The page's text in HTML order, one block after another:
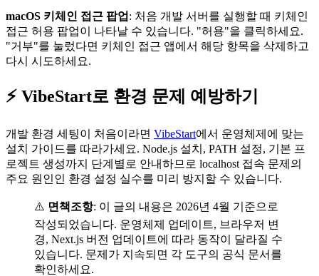
macOS 키체인 접근 팝업 : 처음 개발 서버를 실행할 때 키체인
접근 허용 팝업이 나타날 수 있습니다. "허용"을 클릭하세요.
"거부"를 눌렀다면 키체인 접근 앱에서 해당 항목을 삭제하고
다시 시도하세요.
⚡ VibeStart로 환경 문제 예방하기
개발 환경 세팅이 처음이라면 VibeStart에서 운영체제에 맞는
설치 가이드를 따라가세요. Node.js 설치, PATH 설정, 기본 프
로젝트 생성까지 단계별로 안내하므로 localhost 접속 문제의
주요 원인인 환경 설정 실수를 미리 방지할 수 있습니다.
⚠️ 면책조항: 이 글의 내용은 2026년 4월 기준으로
작성되었습니다. 운영체제 업데이트, 브라우저 변
경, Next.js 버전 업데이트에 따라 동작이 달라질 수
있습니다. 문제가 지속되면 각 도구의 공식 문서를
확인하세요.